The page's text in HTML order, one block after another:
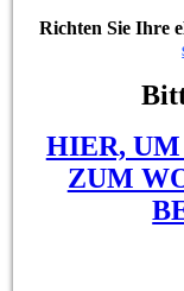
Richten Sie Ihre
HIER,
ZUM